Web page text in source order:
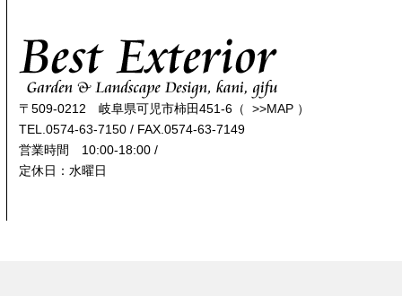
〒509-0212 岐阜県可児市柿田451-6（ >>MAP ）
TEL.0574-63-7150 / FAX.0574-63-7149
営業時間 10:00-18:00 /
定休日：水曜日